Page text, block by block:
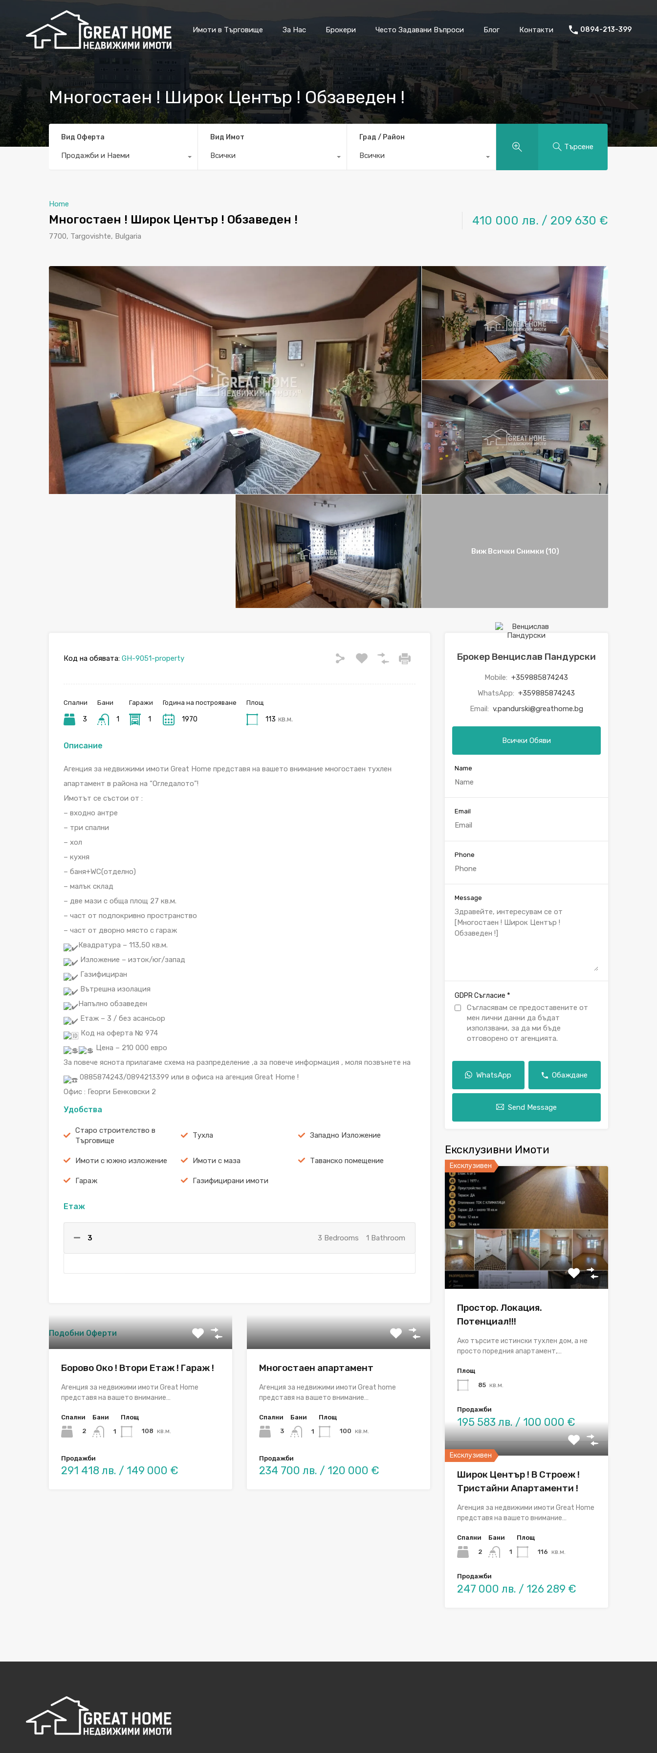
Имоти в Търговище
За Нас Брокери Често Задавани Въпроси Блог Контакти 0894-213-399
Многостаен ! Широк Център ! Обзаведен !
Вид Оферта
Продажби и Наеми
Вид Имот
Всички
Град / Район
Всички
Търсене
Home
Многостаен ! Широк Център ! Обзаведен !
7700, Targovishte, Bulgaria
410 000 лв. / 209 630 €
Виж Всички Снимки (10)
Код на обявата: GH-9051-property
Спални
3
Бани
1
Гаражи
1
Година на построяване
1970
Площ
113 кв.м.
Описание
Агенция за недвижими имоти Great Home представя на вашето внимание многостаен тухлен
апартамент в района на “Огледалото”!
Имотът се състои от :
– входно антре
– три спални
– хол
– кухня
– баня+WC(отделно)
– малък склад
– две мази с обща площ 27 кв.м.
– част от подпокривно пространство
– част от дворно място с гараж
Квадратура – 113,50 кв.м.
Изложение – изток/юг/запад
Газифициран
Вътрешна изолация
Напълно обзаведен
Етаж – 3 / без асансьор
Код на оферта № 974
Цена – 210 000 евро
За повече яснота прилагаме схема на разпределение ,а за повече информация , моля позвънете на
0885874243/0894213399 или в офиса на агенция Great Home !
Офис : Георги Бенковски 2
Удобства
Старо строителство в
Търговище
Тухла Западно Изложение
Имоти с южно изложение Имоти с маза Таванско помещение
Гараж Газифицирани имоти
Етаж
3 3 Bedrooms 1 Bathroom
Подобни Оферти
Борово Око ! Втори Етаж ! Гараж !
Aгенция за недвижими имоти Great Home
представя на вашето внимание…
Спални
2
Бани
1
Площ
108 кв.м.
Продажби
291 418 лв. / 149 000 €
Многостаен апартамент
Агенция за недвижими имоти Great home
представя на вашето внимание…
Спални
3
Бани
1
Площ
100 кв.м.
Продажби
234 700 лв. / 120 000 €
Брокер Венцислав Пандурски
Mobile: +359885874243
WhatsApp: +359885874243
Email: v.pandurski@greathome.bg
Всички Обяви
Name
Email
Phone
Message
GDPR Съгласие *
Съгласявам се предоставените от
мен лични данни да бъдат
използвани, за да ми бъде
отговорено от агенцията.
WhatsApp Обаждане
Send Message
Ексклузивни Имоти
Ексклузивен
Простор. Локация.
Потенциал!!!
Ако търсите истински тухлен дом, а не
просто поредния апартамент,…
Площ
85 кв.м.
Продажби
195 583 лв. / 100 000 €
Ексклузивен
Широк Център ! В Строеж !
Тристайни Апартаменти !
Агенция за недвижими имоти Great Home
представя на вашето внимание…
Спални
2
Бани
1
Площ
116 кв.м.
Продажби
247 000 лв. / 126 289 €